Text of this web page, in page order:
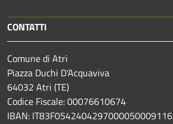
CONTATTI
Comune di Atri
Piazza Duchi D'Acquaviva
64032 Atri (TE)
Codice Fiscale: 00076610674
IBAN: IT83F0542404297000050009116